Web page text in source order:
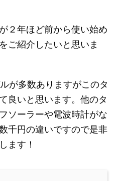
２年ほど前から使い始め
ご紹介したいと思いま
が多数ありますがこのタ
良いと思います。他のタ
ソーラーや電波時計がな
千円の違いですので是非
ます！